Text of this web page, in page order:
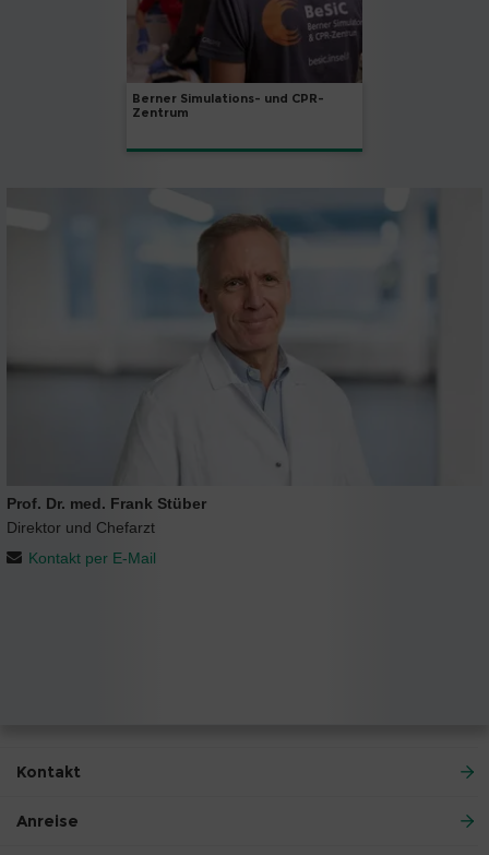
Berner Simulations- und CPR-
Zentrum
Prof. Dr. med. Frank Stüber
Direktor und Chefarzt
Kontakt per E-Mail
Kontakt
Anreise